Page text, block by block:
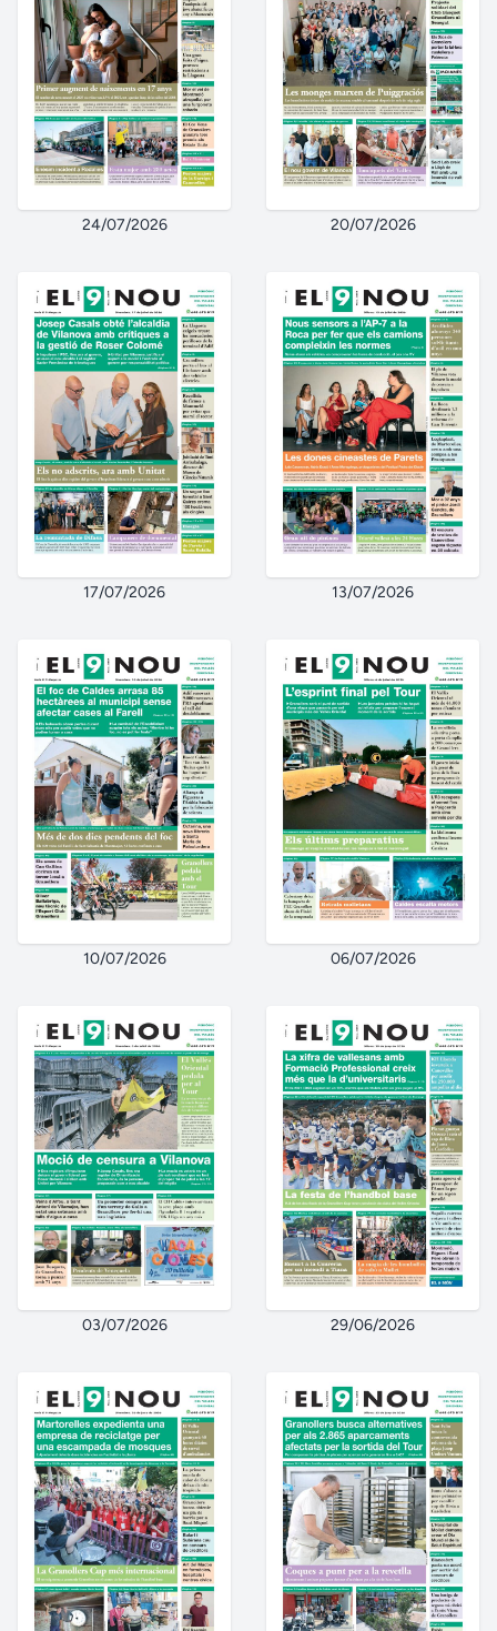
24/07/2026 20/07/2026
17/07/2026 13/07/2026
10/07/2026 06/07/2026
03/07/2026 29/06/2026